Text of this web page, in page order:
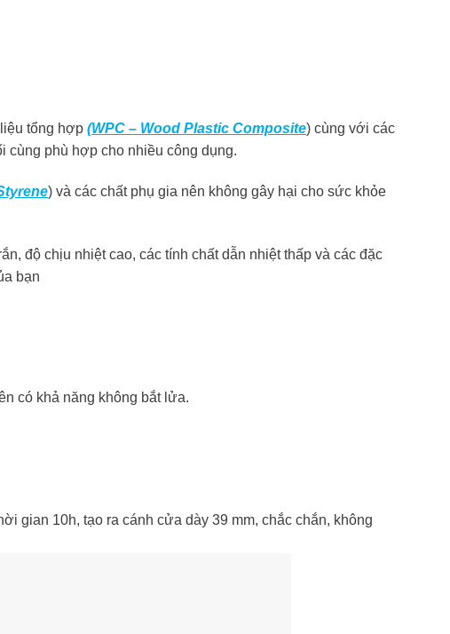
tổng hợp (WPC – Wood Plastic Composite) cùng với các
cùng phù hợp cho nhiều công dụng.
) và các chất phụ gia nên không gây hại cho sức khỏe
độ chịu nhiệt cao, các tính chất dẫn nhiệt thấp và các đặc
bạn
có khả năng không bắt lửa.
gian 10h, tạo ra cánh cửa dày 39 mm, chắc chắn, không